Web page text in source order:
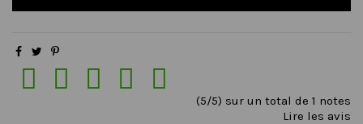
    
(5/5) sur un total de 1 notes
Lire les avis